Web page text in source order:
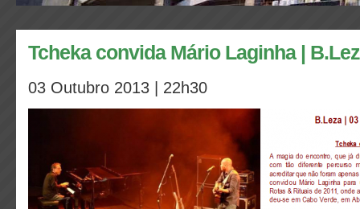
Tcheka convida Mário Laginha |
03 Outubro 2013 | 22h30